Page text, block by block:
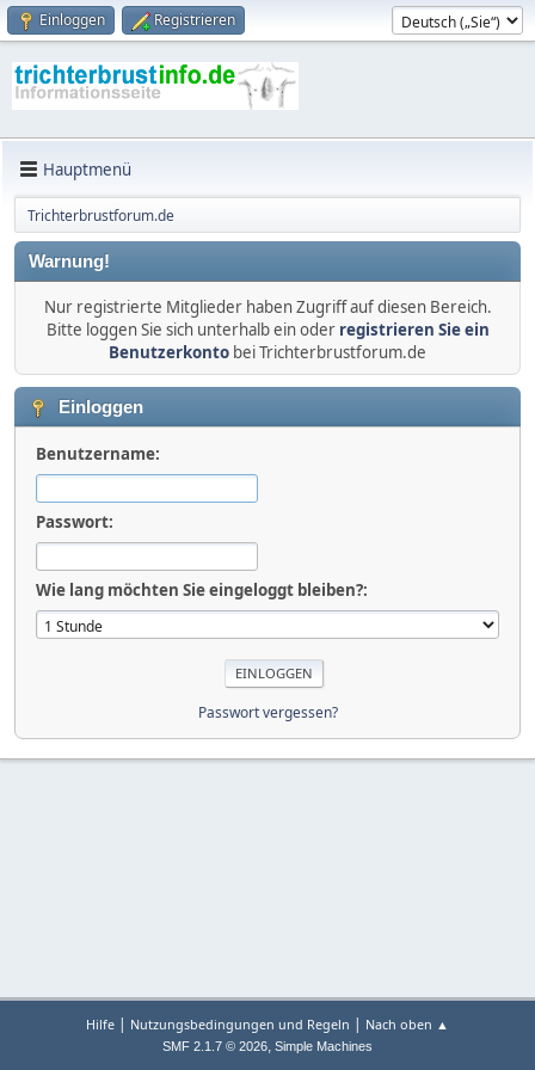
Einloggen Registrieren
Hauptmenü
Trichterbrustforum.de
Warnung!
Nur registrierte Mitglieder haben Zugriff auf diesen Bereich.
Bitte loggen Sie sich unterhalb ein oder registrieren Sie ein
Benutzerkonto bei Trichterbrustforum.de
Einloggen
Benutzername:
Passwort:
Wie lang möchten Sie eingeloggt bleiben?:
Passwort vergessen?
Hilfe | Nutzungsbedingungen und Regeln | Nach oben ▲
SMF 2.1.7 © 2026, Simple Machines